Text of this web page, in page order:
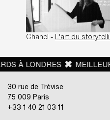
Chanel - L'art du
MEILLEURE
30 rue de Trévise
75 009 Paris
+33 1 40 21 03 11